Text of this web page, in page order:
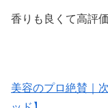
香りも良くて高評価
美容のプロ絶賛｜